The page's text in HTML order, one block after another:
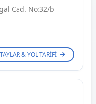
Cad. No:32/b
& YOL TARIFI